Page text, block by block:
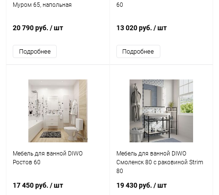
Муром 65, напольная
20 790 руб. / шт
Подробнее
60
13 020 руб. / шт
Подробнее
Мебель для ванной DIWO
Ростов 60
17 450 руб. / шт
Мебель для ванной DIWO
Смоленск 80 с раковиной Strim
80
19 430 руб. / шт